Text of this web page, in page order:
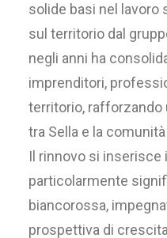
solide basi nel lavoro
sul territorio dal
negli anni ha
imprenditori,
territorio, rafforzando
tra Sella e la
Il rinnovo si inserisce
particolarmente
biancorossa,
prospettiva di